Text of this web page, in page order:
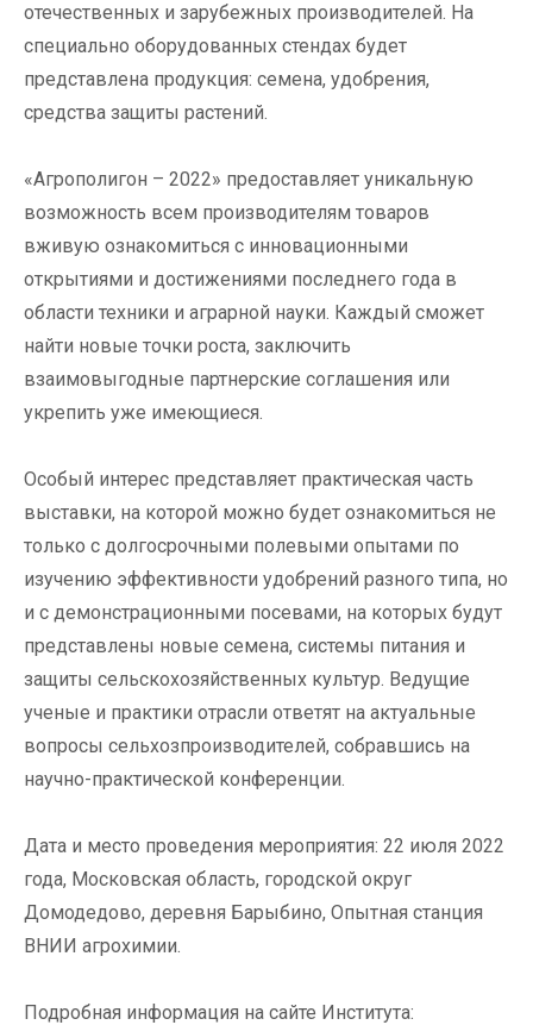
отечественных и зарубежных производителей. На
специально оборудованных стендах будет
представлена продукция: семена, удобрения,
средства защиты растений.
«Агрополигон – 2022» предоставляет уникальную
возможность всем производителям товаров
вживую ознакомиться с инновационными
открытиями и достижениями последнего года в
области техники и аграрной науки. Каждый сможет
найти новые точки роста, заключить
взаимовыгодные партнерские соглашения или
укрепить уже имеющиеся.
Особый интерес представляет практическая часть
выставки, на которой можно будет ознакомиться не
только с долгосрочными полевыми опытами по
изучению эффективности удобрений разного типа, но
и с демонстрационными посевами, на которых будут
представлены новые семена, системы питания и
защиты сельскохозяйственных культур. Ведущие
ученые и практики отрасли ответят на актуальные
вопросы сельхозпроизводителей, собравшись на
научно-практической конференции.
Дата и место проведения мероприятия: 22 июля 2022
года, Московская область, городской округ
Домодедово, деревня Барыбино, Опытная станция
ВНИИ агрохимии.
Подробная информация на сайте Института: